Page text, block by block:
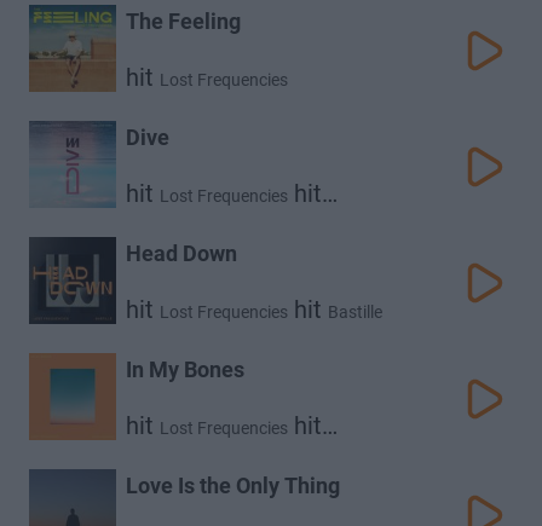
The Feeling
hit Lost Frequencies
Dive
hit Lost Frequencies hit
Head Down
hit Lost Frequencies hit Bastille
In My Bones
hit Lost Frequencies hit
Love Is the Only Thing